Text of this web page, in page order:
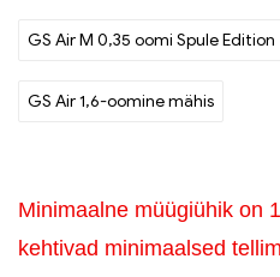
GS Air M 0,35 oomi Spule Edition
GS Air 1,6-oomine mähis
Minimaalne müügiühik on
kehtivad minimaalsed